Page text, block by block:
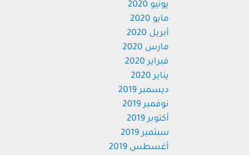
يونيو 2020
مايو 2020
أبريل 2020
مارس 2020
فبراير 2020
يناير 2020
ديسمبر 2019
نوفمبر 2019
أكتوبر 2019
سبتمبر 2019
أغسطس 2019